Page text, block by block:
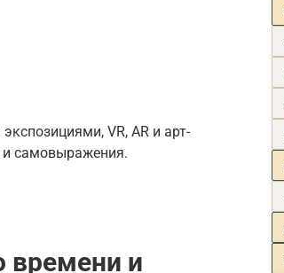
VR, AR и арт-
и самовыражения.
времени и